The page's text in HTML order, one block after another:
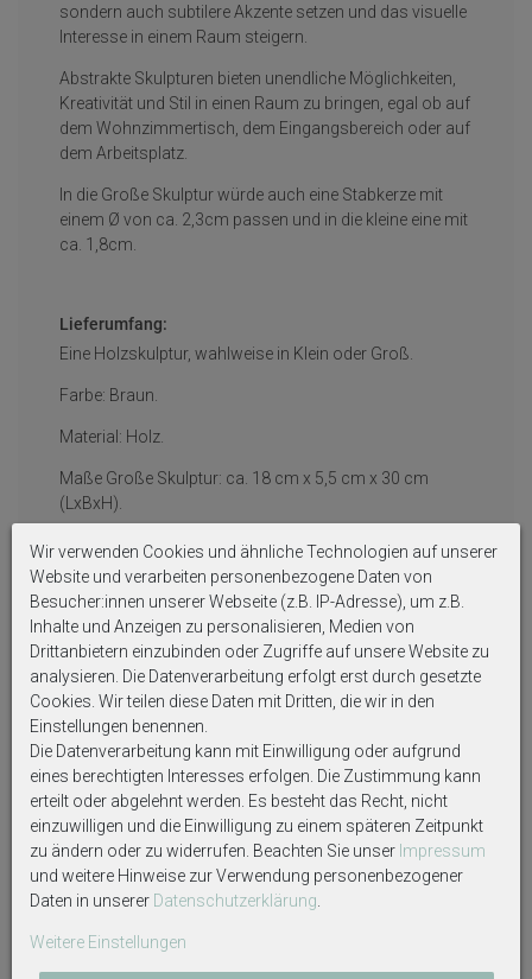
sondern auch subtilere Akzente setzen und das visuelle
Interesse in einem Raum steigern.
Abstrakte Skulpturen bieten unendliche Möglichkeiten,
Kreativität und Stil in einen Raum zu bringen, egal ob auf
dem Wohnzimmertisch, dem Eingangsbereich oder auf
dem Arbeitsplatz.
In die Große Skulptur würde auch eine Stabkerze mit
einem Ø von ca. 2,3cm passen und in die kleine eine mit
ca. 1,8cm.
Lieferumfang:
Eine Holzskulptur, wahlweise in Klein oder Groß.
Farbe: Braun.
Material: Holz.
Maße Große Skulptur: ca. 18 cm x 5,5 cm x 30 cm
(LxBxH).
Maße Kleine Skulptur: am Boden ca. 9 cm Lang, an
breitester Stelle ca. 18 cm Lang x 5 cm x 27 cm (LxBxH).
Auf Produktbildern abgebildetes Zubehör sowie
Dekoartikel gehören nicht zum Lieferumfang, sofern
diese nicht ausdrücklich eingeschlossen werden.
Weitere interessante Artikel
Wir verwenden Cookies und ähnliche Technologien auf unserer
Website und verarbeiten personenbezogene Daten von
Besucher:innen unserer Webseite (z.B. IP-Adresse), um z.B.
Inhalte und Anzeigen zu personalisieren, Medien von
Drittanbietern einzubinden oder Zugriffe auf unsere Website zu
analysieren. Die Datenverarbeitung erfolgt erst durch gesetzte
Cookies. Wir teilen diese Daten mit Dritten, die wir in den
Einstellungen benennen.
Die Datenverarbeitung kann mit Einwilligung oder aufgrund
eines berechtigten Interesses erfolgen. Die Zustimmung kann
erteilt oder abgelehnt werden. Es besteht das Recht, nicht
einzuwilligen und die Einwilligung zu einem späteren Zeitpunkt
zu ändern oder zu widerrufen. Beachten Sie unser Impressum
und weitere Hinweise zur Verwendung personenbezogener
Daten in unserer Daten­schutz­erklärung
Weitere Einstellungen